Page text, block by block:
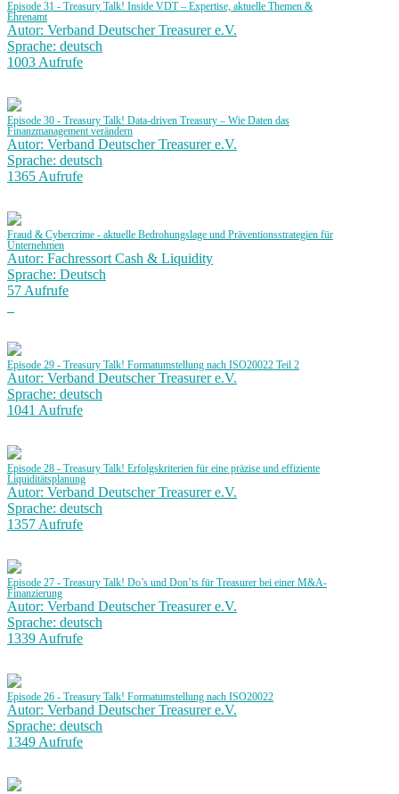
Episode 31 - Treasury Talk! Inside VDT – Expertise, aktuelle Themen &
Ehrenamt
Autor: Verband Deutscher Treasurer e.V.
Sprache: deutsch
1003 Aufrufe
Episode 30 - Treasury Talk! Data-driven Treasury – Wie Daten das
Finanzmanagement verändern
Autor: Verband Deutscher Treasurer e.V.
Sprache: deutsch
1365 Aufrufe
Fraud & Cybercrime - aktuelle Bedrohungslage und Präventionsstrategien für
Unternehmen
Autor: Fachressort Cash & Liquidity
Sprache: Deutsch
57 Aufrufe
Episode 29 - Treasury Talk! Formatumstellung nach ISO20022 Teil 2
Autor: Verband Deutscher Treasurer e.V.
Sprache: deutsch
1041 Aufrufe
Episode 28 - Treasury Talk! Erfolgskriterien für eine präzise und effiziente
Liquiditätsplanung
Autor: Verband Deutscher Treasurer e.V.
Sprache: deutsch
1357 Aufrufe
Episode 27 - Treasury Talk! Do’s und Don’ts für Treasurer bei einer M&A-
Finanzierung
Autor: Verband Deutscher Treasurer e.V.
Sprache: deutsch
1339 Aufrufe
Episode 26 - Treasury Talk! Formatumstellung nach ISO20022
Autor: Verband Deutscher Treasurer e.V.
Sprache: deutsch
1349 Aufrufe